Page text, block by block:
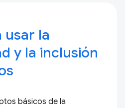
usar la
y la inclusión
básicos de la